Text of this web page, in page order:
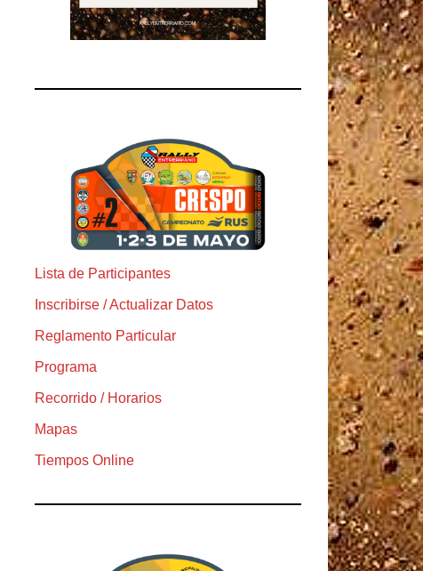
Lista de Participantes
Inscribirse / Actualizar Datos
Reglamento Particular
Programa
Recorrido / Horarios
Mapas
Tiempos Online